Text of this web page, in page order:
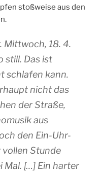
stoßweise aus den
Mittwoch, 18. 4.
still. Das ist
schlafen kann.
nicht das
der Straße,
aus
den Ein-Uhr-
vollen Stunde
Mal. […] Ein harter